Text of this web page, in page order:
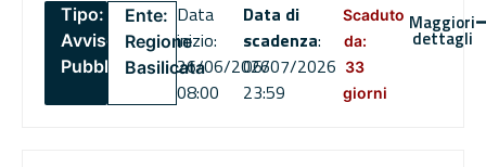
Tipo:
Avviso
Pubblico
Ente:
Regione
Basilicata
Data
inizio:
26/06/2026
08:00
Data di
scadenza:
06/07/2026
23:59
Scaduto
da:
33
giorni
Maggiori
dettagli